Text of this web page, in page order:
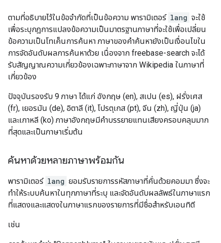
ตามที่อธิบายไว้ในข้อจำกัดที่เป็นข้อความ พารามิเตอร์ lang จะใช้
เพื่อระบุกฎการแปลงข้อความเป็นมาตรฐานภาษาที่จะใช้เพื่อเปลี่ยน
ข้อความเป็นโทเค็นการค้นหา ภาษาของคำค้นหายังเป็นเงื่อนไขใน
การจัดอันดับผลการค้นหาด้วย เนื่องจาก freebase-search จะได้
รับสัญญาณความเกี่ยวข้องเฉพาะภาษาจาก Wikipedia ในภาษาที่
เกี่ยวข้อง
ปัจจุบันรองรับ 9 ภาษา ได้แก่ อังกฤษ (en), สเปน (es), ฝรั่งเศส
(fr), เยอรมัน (de), อิตาลี (it), โปรตุเกส (pt), จีน (zh), ญี่ปุ่น (ja)
และเกาหลี (ko) ภาษาอังกฤษมีคำบรรยายแทนเสียงครอบคลุมมาก
ที่สุดและเป็นภาษาเริ่มต้น
ค้นหาด้วยหลายภาษาพร้อมกัน
พารามิเตอร์ lang ยอมรับรายการรหัสภาษาที่คั่นด้วยคอมมา ซึ่งจะ
ทำให้ระบบค้นหาในทุกภาษาที่ระบุ และจัดอันดับผลลัพธ์ในภาษาแรก
ที่แสดงและแสดงในภาษาแรกของรายการที่มีชื่อสำหรับเอนทิตี
เช่น